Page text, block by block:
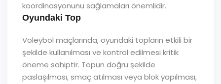
koordinasyonunu sağlamaları önemlidir.
Oyundaki Top
Voleybol maçlarında, oyundaki topların etkili bir
şekilde kullanılması ve kontrol edilmesi kritik
öneme sahiptir. Topun doğru şekilde
paslaşılması, smaç atılması veya blok yapılması,